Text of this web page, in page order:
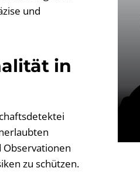
und
in
zu schützen.